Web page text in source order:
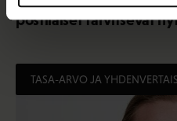
postilaiset tarvitsevat
TASA-ARVO JA